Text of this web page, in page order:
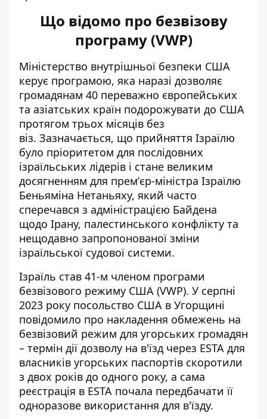
Що відомо про безвізову
програму (VWP)
Міністерство внутрішньої безпеки США
керує програмою, яка наразі дозволяє
громадянам 40 переважно європейських
та азіатських країн подорожувати до США
протягом трьох місяців без
віз. Зазначається, що прийняття Ізраїлю
було пріоритетом для послідовних
ізраїльських лідерів і стане великим
досягненням для премʼєр-міністра Ізраїлю
Беньяміна Нетаньяху, який часто
сперечався з адміністрацією Байдена
щодо Ірану, палестинського конфлікту та
нещодавно запропонованої зміни
ізраїльської судової системи.
Ізраїль став 41-м членом програми
безвізового режиму США (VWP). У серпні
2023 року посольство США в Угорщині
повідомило про накладення обмежень на
безвізовий режим для угорських громадян
– термін дії дозволу на в'їзд через ESTA для
власників угорських паспортів скоротили
з двох років до одного року, а сама
реєстрація в ESTA почала передбачати її
одноразове використання для в'їзду.